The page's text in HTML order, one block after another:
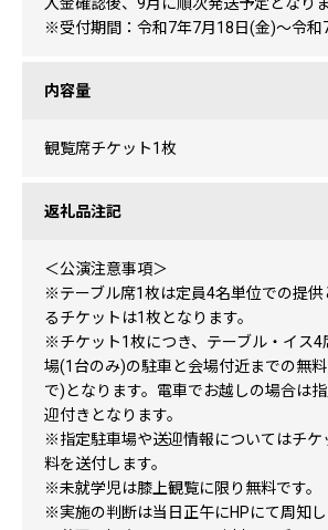
※受付期間：令和7年7月18日(金)～令和
内容量
観覧席チケット1枚
返礼品注記
＜公演注意事項＞
※テーブル席1枚は定員4名単位での提供
るチケットは1枚となります。
※チケット1枚につき、テーブル・イス4
場(1台のみ)の駐車と会場付近までの無
で)となります。電車でお越しの場合は
迎付きとなります。
※指定駐車場や送迎情報についてはチケ
料を送付します。
※未就学児は膝上観覧に限り無料です。
※実施の判断は当日正午にHPにて周知し